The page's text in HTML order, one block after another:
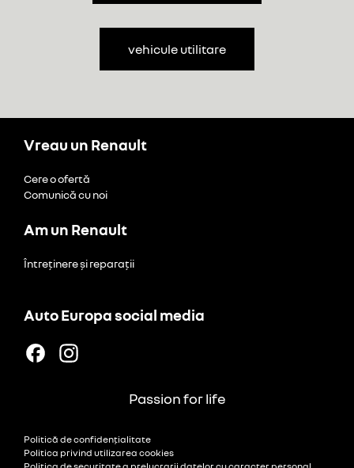
vehicule utilitare
Vreau un Renault
Cere o ofertă
Comunică cu noi
Am un Renault
Întreținere și reparații
Auto Europa social media
Passion for life
Politică de confidențialitate
Politica privind utilizarea cookies